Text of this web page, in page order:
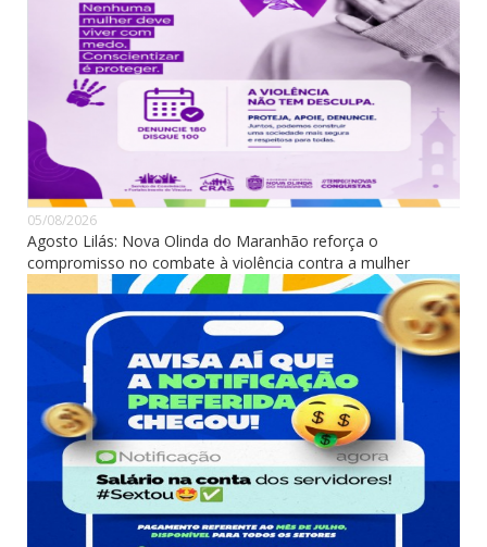
05/08/2026
Agosto Lilás: Nova Olinda do Maranhão reforça o
compromisso no combate à violência contra a mulher